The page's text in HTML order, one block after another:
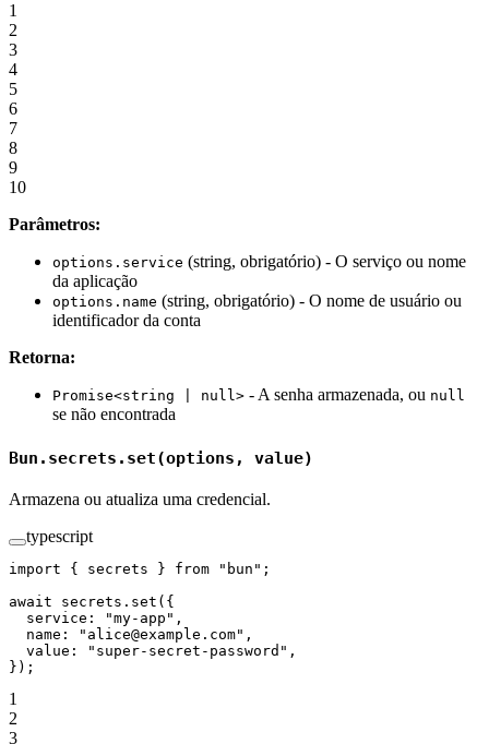
1
2
3
4
5
6
7
8
9
10
Parâmetros:
options.service (string, obrigatório) - O serviço ou nome
da aplicação
options.name (string, obrigatório) - O nome de usuário ou
identificador da conta
Retorna:
Promise<string | null> - A senha armazenada, ou null
se não encontrada
Bun.secrets.set(options, value)
Armazena ou atualiza uma credencial.
typescript
import { secrets } from "bun" ;
await secrets. set ({
  service:
"my-app" ,
  name:
"alice@example.com" ,
  value:
"super-secret-password" ,
});
1
2
3